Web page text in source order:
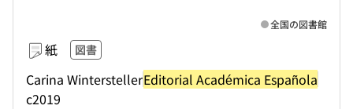
紙 図書
Carina WinterstellerEditorial Académica Española
c2019
全国の図書館